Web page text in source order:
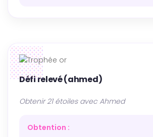
Défi relevé (ahmed)
Obtenir 21 étoiles avec Ahmed
Obtention :